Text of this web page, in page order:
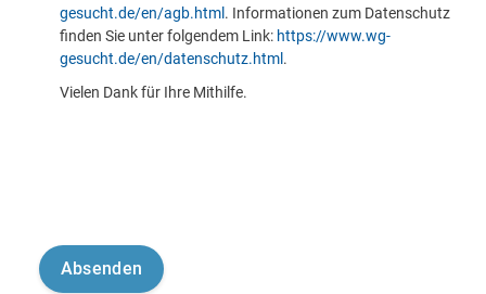
gesucht.de/en/agb.html . Informationen zum Datenschutz
finden Sie unter folgendem Link: https://www.wg-
gesucht.de/en/datenschutz.html .
Vielen Dank für Ihre Mithilfe.